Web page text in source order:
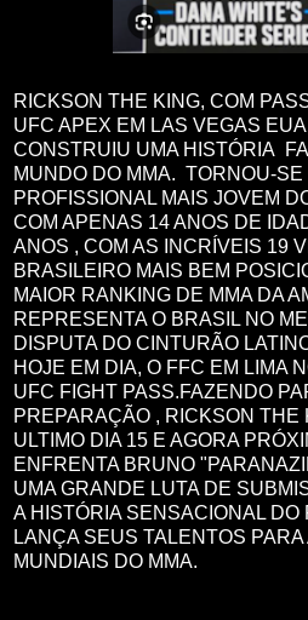
RICKSON THE KING, COM
UFC APEX EM LAS VEGAS
CONSTRUIU UMA HISTÓRIA
MUNDO DO MMA. TORNOU-SE
PROFISSIONAL MAIS JOVEM
COM APENAS 14 ANOS DE
ANOS , COM AS INCRÍVEIS 19
BRASILEIRO MAIS BEM
MAIOR RANKING DE MMA DA
REPRESENTA O BRASIL NO
DISPUTA DO CINTURÃO
HOJE EM DIA, O FFC EM LIMA
UFC FIGHT PASS.FAZENDO
PREPARAÇÃO , RICKSON THE
ULTIMO DIA 15 E AGORA
ENFRENTA BRUNO
UMA GRANDE LUTA DE
A HISTÓRIA SENSACIONAL DO
LANÇA SEUS TALENTOS
MUNDIAIS DO MMA.